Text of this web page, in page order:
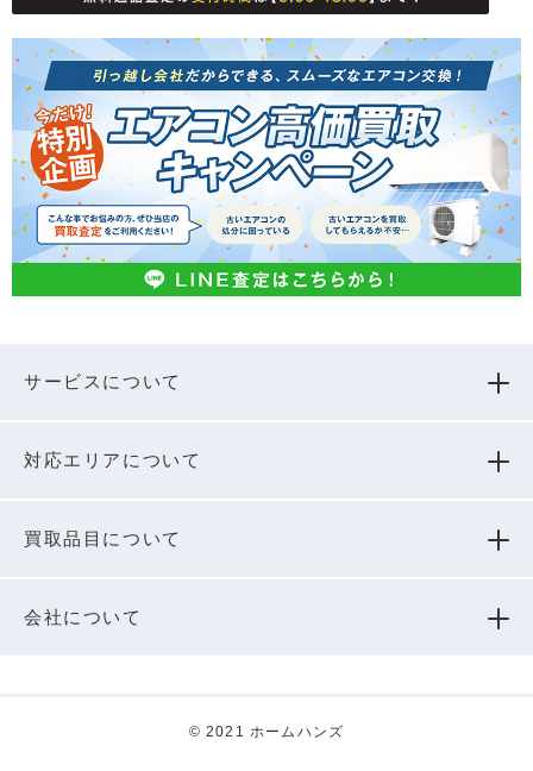
サービスについて
対応エリアについて
買取品⽬について
会社について
© 2021 ホームハンズ